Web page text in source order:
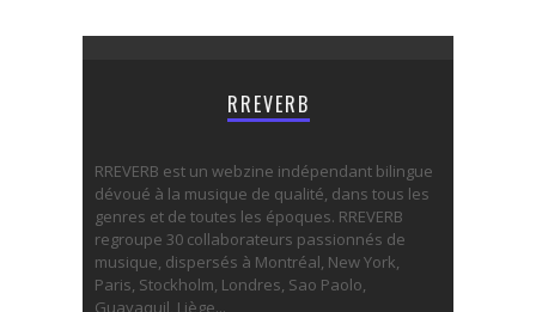
RREVERB
RREVERB est un webzine indépendant bilingue
dévoué à la musique de qualité, dans tous les
genres et de toutes les époques. RREVERB
regroupe 30 collaborateurs passionnés de
musique, dispersés à Montréal, New York,
Paris, Stockholm, Londres, Sao Paolo,
Guayaquil, Liège...